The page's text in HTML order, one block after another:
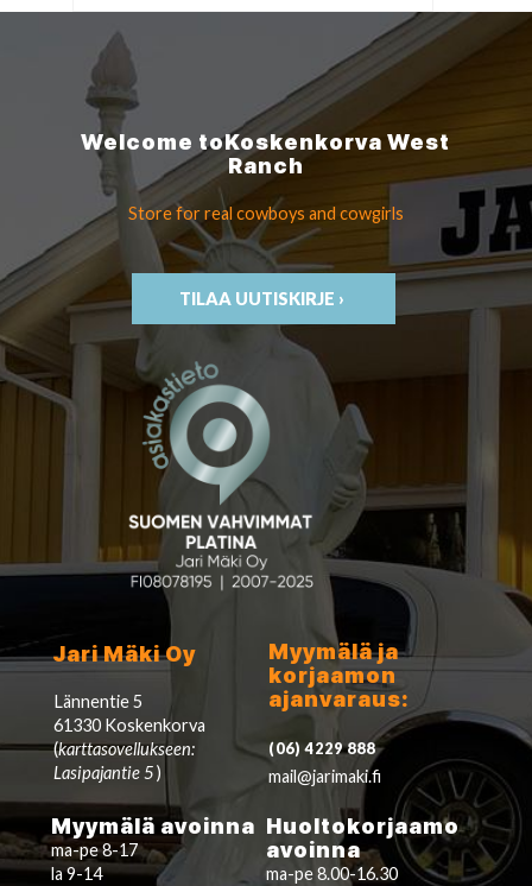
Welcome toKoskenkorvaWest
Ranch
Store for real cowboys and cowgirls
TILAA UUTISKIRJE ›
Jari Mäki Oy
Lännentie 5
61330 Koskenkorva
(karttasovellukseen:
Lasipajantie 5)
Myymälä ja
korjaamon
ajanvaraus:
(06) 4229 888
mail@jarimaki.fi
Myymälä avoinna
ma-pe 8-17
la 9-14
Huoltokorjaamo
avoinna
ma-pe 8.00-16.30